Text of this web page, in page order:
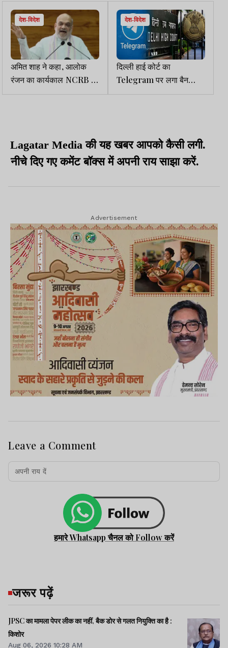
देश-विदेश
अमित शाह ने कहा, आलोक
रंजन का कार्यकाल NCRB के
इतिहास में सुनहरे अक्षरों में
देश-विदेश
दिल्ली हाई कोर्ट का
Telegram पर लगा बैन
हटाने से इनकार, NEET
Lagatar Media की यह खबर आपको कैसी लगी.
नीचे दिए गए कमेंट बॉक्स में अपनी राय साझा करें.
Advertisement
Leave a Comment
हमारे Whatsapp चैनल को Follow करें
जरूर पढ़ें
JPSC का मामला पेपर लीक का नहीं, बैक डोर से गलत नियुक्ति का है :
किशोर
Aug 06, 2026 10:28 AM